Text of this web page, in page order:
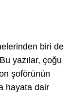
biri de
yazılar, çoğu
şoförünün
hayata dair